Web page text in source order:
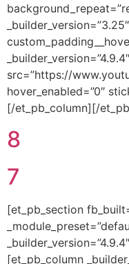
src=”https://
hover_enabled=”0″
[/et_pb_column][/
8
7
[et_pb_section
[et_pb_column